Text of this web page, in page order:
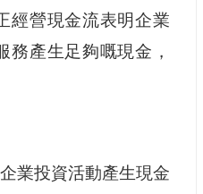
經營現金流表明企業
務產生足夠嘅現金，
業投資活動產生現金